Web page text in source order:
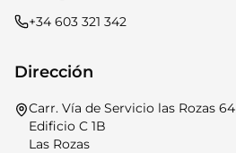
+34 603 321 342
Dirección
Carr. Vía de Servicio las Rozas 64
Edificio C 1B
Las Rozas